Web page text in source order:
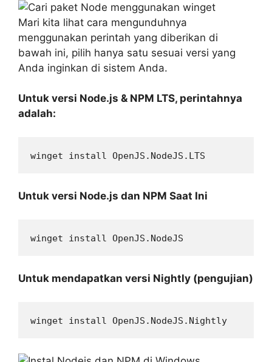
Mari kita lihat cara mengunduhnya
menggunakan perintah yang diberikan di
bawah ini, pilih hanya satu sesuai versi yang
Anda inginkan di sistem Anda.
Untuk versi Node.js & NPM LTS, perintahnya
adalah:
winget install OpenJS.NodeJS.LTS
Untuk versi Node.js dan NPM Saat Ini
winget install OpenJS.NodeJS
Untuk mendapatkan versi Nightly (pengujian)
winget install OpenJS.NodeJS.Nightly